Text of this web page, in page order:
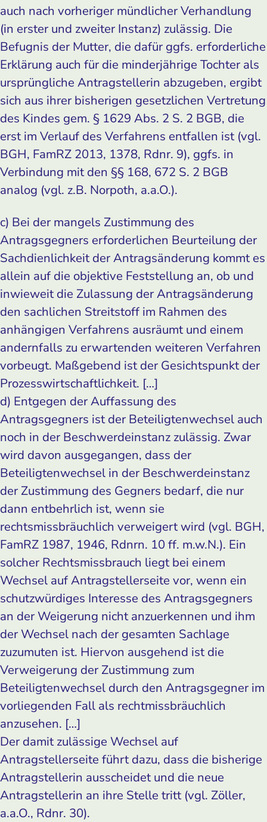
auch nach vorheriger mündlicher Verhandlung
(in erster und zweiter Instanz) zulässig. Die
Befugnis der Mutter, die dafür ggfs. erforderliche
Erklärung auch für die minderjährige Tochter als
ursprüngliche Antragstellerin abzugeben, ergibt
sich aus ihrer bisherigen gesetzlichen Vertretung
des Kindes gem. § 1629 Abs. 2 S. 2 BGB, die
erst im Verlauf des Verfahrens entfallen ist (vgl.
BGH, FamRZ 2013, 1378, Rdnr. 9), ggfs. in
Verbindung mit den §§ 168, 672 S. 2 BGB
analog (vgl. z.B. Norpoth, a.a.O.).
c) Bei der mangels Zustimmung des
Antragsgegners erforderlichen Beurteilung der
Sachdienlichkeit der Antragsänderung kommt es
allein auf die objektive Feststellung an, ob und
inwieweit die Zulassung der Antragsänderung
den sachlichen Streitstoff im Rahmen des
anhängigen Verfahrens ausräumt und einem
andernfalls zu erwartenden weiteren Verfahren
vorbeugt. Maßgebend ist der Gesichtspunkt der
Prozesswirtschaftlichkeit. […]
d) Entgegen der Auffassung des
Antragsgegners ist der Beteiligtenwechsel auch
noch in der Beschwerdeinstanz zulässig. Zwar
wird davon ausgegangen, dass der
Beteiligtenwechsel in der Beschwerdeinstanz
der Zustimmung des Gegners bedarf, die nur
dann entbehrlich ist, wenn sie
rechtsmissbräuchlich verweigert wird (vgl. BGH,
FamRZ 1987, 1946, Rdnrn. 10 ff. m.w.N.). Ein
solcher Rechtsmissbrauch liegt bei einem
Wechsel auf Antragstellerseite vor, wenn ein
schutzwürdiges Interesse des Antragsgegners
an der Weigerung nicht anzuerkennen und ihm
der Wechsel nach der gesamten Sachlage
zuzumuten ist. Hiervon ausgehend ist die
Verweigerung der Zustimmung zum
Beteiligtenwechsel durch den Antragsgegner im
vorliegenden Fall als rechtmissbräuchlich
anzusehen. […]
Der damit zulässige Wechsel auf
Antragstellerseite führt dazu, dass die bisherige
Antragstellerin ausscheidet und die neue
Antragstellerin an ihre Stelle tritt (vgl. Zöller,
a.a.O., Rdnr. 30).